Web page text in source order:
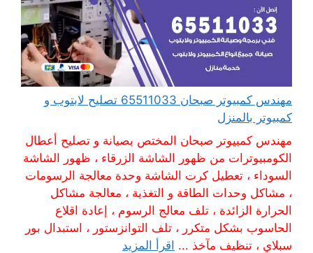
مهندس كمبيوتر صبحان 65511033 تصليح لابتوب و
كمبيوتر بالمنزل
مهندس كمبيوتر صبحان المختص بصيانة و تصليح أعطال
الكومبيوترات من ظهور الشاشة الزرقاء ، ظهور الشاشة
السوداء ، تعطيل كرت الشاشة وحدة معالجة الرسومات
، مشاكل وحدات الطاقة و التغذية ، معالجة مشاكل
الحرارة الزائدة ، تلف معالج الرسوم ، إعادة اقلاع
الحاسوب بشكل متكرر ، تلف التوانزستور ، استبدال بور
سبلاي ، تنظيف مآخذ ... اقرأ المزيد